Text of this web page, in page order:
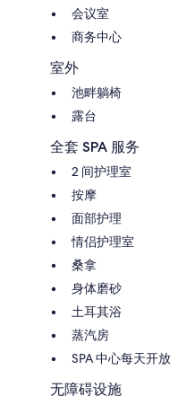
会议室
商务中心
室外
池畔躺椅
露台
全套 SPA 服务
2 间护理室
按摩
面部护理
情侣护理室
桑拿
身体磨砂
土耳其浴
蒸汽房
SPA 中心每天开放
无障碍设施